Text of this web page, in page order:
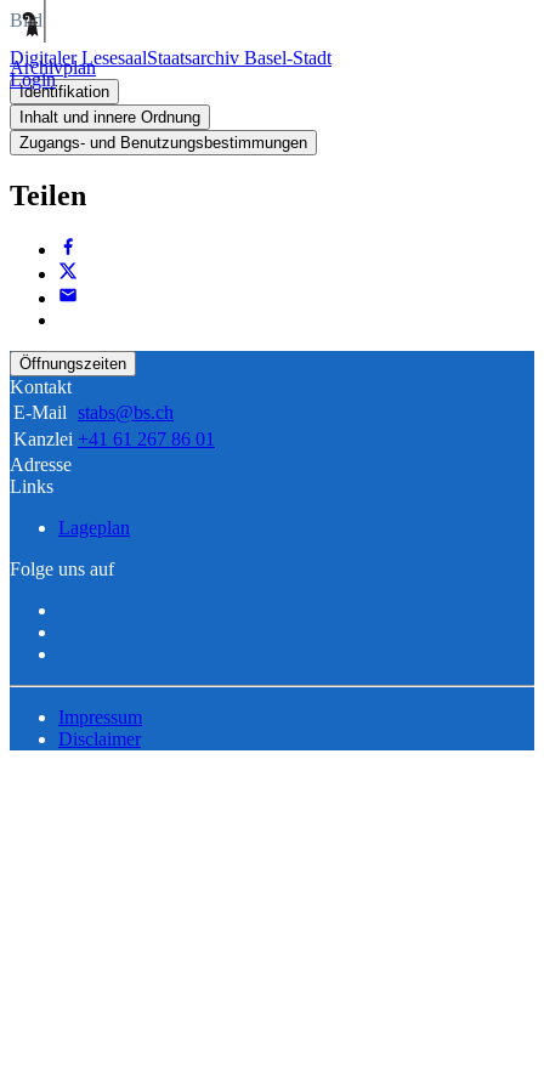
Digitaler LesesaalStaatsarchiv Basel-Stadt
Login
Bild
Archivplan
Identifikation
Inhalt und innere Ordnung
Zugangs- und Benutzungsbestimmungen
Teilen
Öffnungszeiten
Kontakt
E-Mail stabs@bs.ch
Kanzlei +41 61 267 86 01
Adresse
Links
Lageplan
Folge uns auf
Impressum
Disclaimer